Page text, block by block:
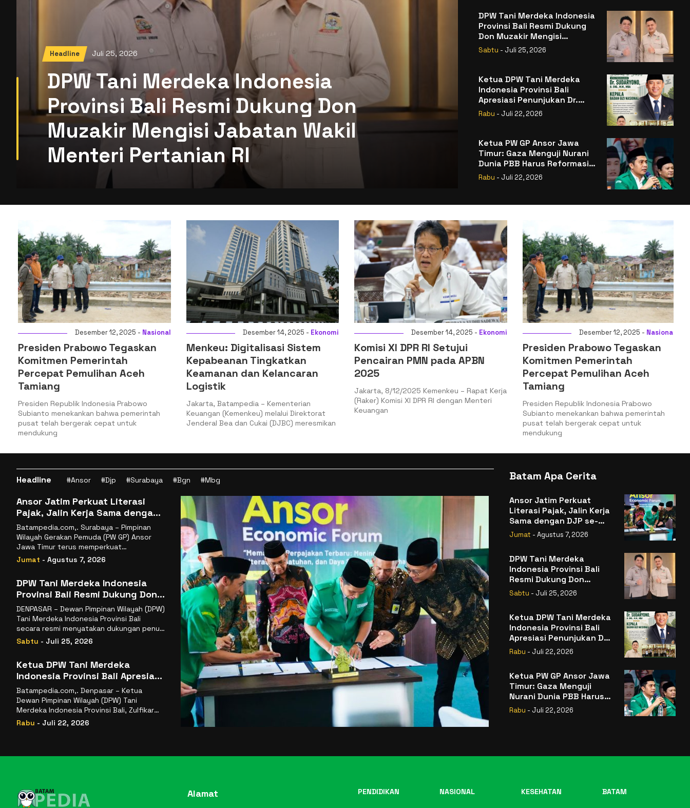
Headline Juli 25, 2026
DPW Tani Merdeka Indonesia
Provinsi Bali Resmi Dukung Don
Muzakir Mengisi Jabatan Wakil
Menteri Pertanian RI
DPW Tani Merdeka Indonesia
Provinsi Bali Resmi Dukung
Don Muzakir Mengisi
Jabatan Wakil Menteri
Pertanian RI
Sabtu - Juli 25, 2026
Ketua DPW Tani Merdeka
Indonesia Provinsi Bali
Apresiasi Penunjukan Dr.
Sudaryono sebagai Kepala
Badan Gizi Nasional
Rabu - Juli 22, 2026
Ketua PW GP Ansor Jawa
Timur: Gaza Menguji Nurani
Dunia PBB Harus Reformasi
Total atau Kehilangan
Rabu - Juli 22, 2026
Desember 12, 2025 - Nasional
Presiden Prabowo Tegaskan
Komitmen Pemerintah
Percepat Pemulihan Aceh
Tamiang
Presiden Republik Indonesia Prabowo
Subianto menekankan bahwa pemerintah
pusat telah bergerak cepat untuk
mendukung
Desember 14, 2025 - Ekonomi
Menkeu: Digitalisasi Sistem
Kepabeanan Tingkatkan
Keamanan dan Kelancaran
Logistik
Jakarta, Batampedia – Kementerian
Keuangan (Kemenkeu) melalui Direktorat
Jenderal Bea dan Cukai (DJBC) meresmikan
Desember 14, 2025 - Ekonomi
Komisi XI DPR RI Setujui
Pencairan PMN pada APBN
2025
Jakarta, 8/12/2025 Kemenkeu – Rapat Kerja
(Raker) Komisi XI DPR RI dengan Menteri
Keuangan
Desember 12, 2025 - Nasional
Presiden Prabowo Tegaskan
Komitmen Pemerintah
Percepat Pemulihan Aceh
Tamiang
Presiden Republik Indonesia Prabowo
Subianto menekankan bahwa pemerintah
pusat telah bergerak cepat untuk
mendukung
Headline #Ansor #Djp #Surabaya #Bgn #Mbg
Ansor Jatim Perkuat Literasi
Pajak, Jalin Kerja Sama dengan
DJP se-Jatim
Batampedia.com,. Surabaya – Pimpinan
Wilayah Gerakan Pemuda (PW GP) Ansor
Jawa Timur terus memperkuat
komitmennya dalam membangun
kemandirian ekonomi
Jumat - Agustus 7, 2026
DPW Tani Merdeka Indonesia
Provinsi Bali Resmi Dukung Don
Muzakir Mengisi Jabatan Wakil
Menteri Pertanian RI
DENPASAR – Dewan Pimpinan Wilayah (DPW)
Tani Merdeka Indonesia Provinsi Bali
secara resmi menyatakan dukungan penuh
kepada Ketua Umum
Sabtu - Juli 25, 2026
Ketua DPW Tani Merdeka
Indonesia Provinsi Bali Apresiasi
Penunjukan Dr. Sudaryono
sebagai Kepala Badan Gizi
Nasional
Batampedia.com,. Denpasar – Ketua
Dewan Pimpinan Wilayah (DPW) Tani
Merdeka Indonesia Provinsi Bali, Zulfikar
Wijaya, S.E., menyampaikan ucapan
Rabu - Juli 22, 2026
Batam Apa Cerita
Ansor Jatim Perkuat
Literasi Pajak, Jalin Kerja
Sama dengan DJP se-
Jatim
Jumat - Agustus 7, 2026
DPW Tani Merdeka
Indonesia Provinsi Bali
Resmi Dukung Don
Muzakir Mengisi Jabatan
Wakil Menteri Pertanian
Sabtu - Juli 25, 2026
Ketua DPW Tani Merdeka
Indonesia Provinsi Bali
Apresiasi Penunjukan Dr.
Sudaryono sebagai
Kepala Badan Gizi
Rabu - Juli 22, 2026
Ketua PW GP Ansor Jawa
Timur: Gaza Menguji
Nurani Dunia PBB Harus
Reformasi Total atau
Kehilangan Legitimasi
Rabu - Juli 22, 2026
Alamat PENDIDIKAN NASIONAL KESEHATAN BATAM